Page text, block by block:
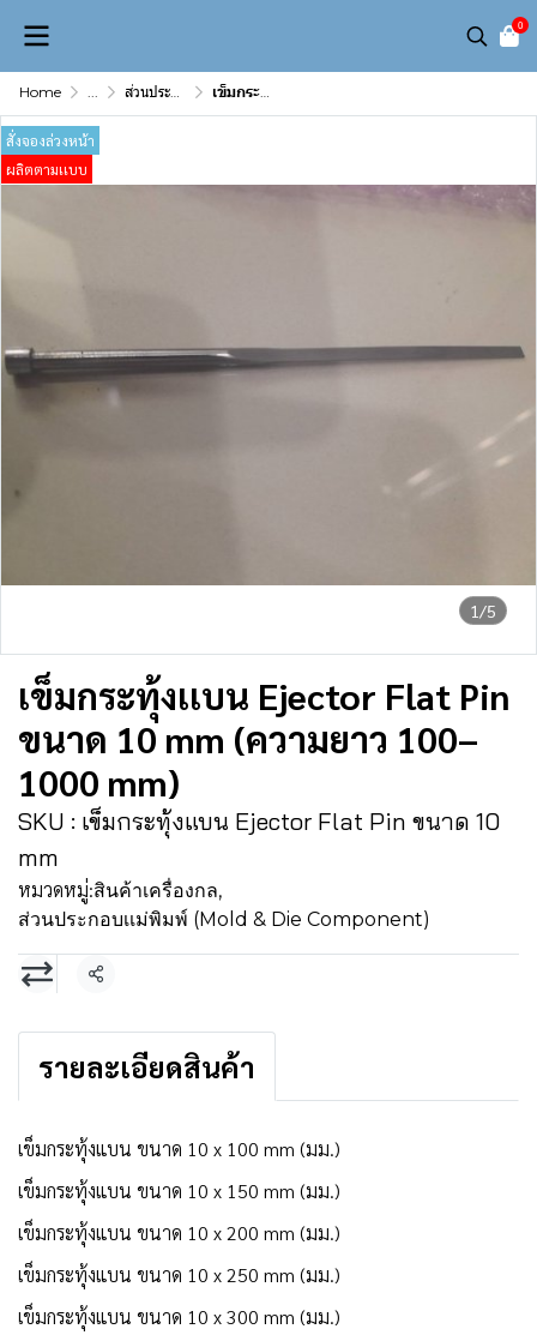
0
Home ... ส่วนประกอบเเม่พิมพ์ (Mold & Die Component) เข็มกระทุ้งเเบน Ejector Flat Pin ขนาด 10 mm (ความยาว 100–1000 mm)
1/5
สั่งจองล่วงหน้า
ผลิตตามเเบบ
เข็มกระทุ้งเเบน Ejector Flat Pin
ขนาด 10 mm (ความยาว 100–
1000 mm)
SKU : เข็มกระทุ้งแบน Ejector Flat Pin ขนาด 10
mm
หมวดหมู่:สินค้าเครื่องกล,
ส่วนประกอบเเม่พิมพ์ (Mold & Die Component)
แชร์
รายละเอียดสินค้า
เข็มกระทุ้งแบน ขนาด 10 x 100 mm (มม.)
เข็มกระทุ้งแบน ขนาด 10 x 150 mm (มม.)
เข็มกระทุ้งแบน ขนาด 10 x 200 mm (มม.)
เข็มกระทุ้งแบน ขนาด 10 x 250 mm (มม.)
เข็มกระทุ้งแบน ขนาด 10 x 300 mm (มม.)